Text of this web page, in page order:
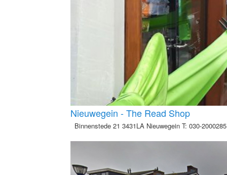
Nieuwegein - The Read Shop
Binnenstede 21 3431LA Nieuwegein T: 030-